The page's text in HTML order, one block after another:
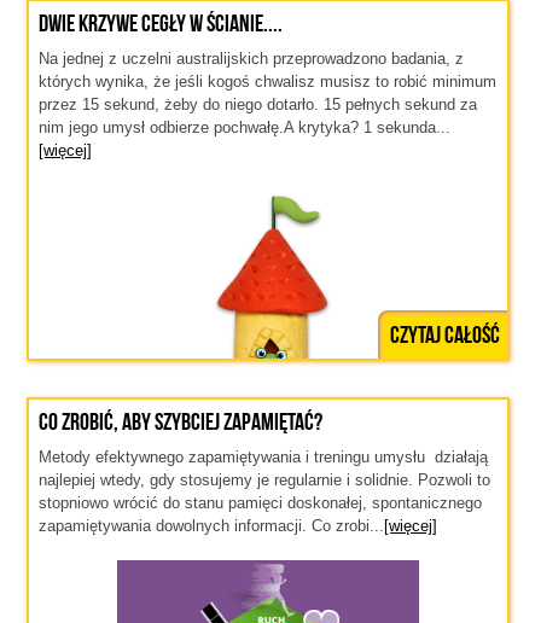
Dwie krzywe cegły w ścianie....
Na jednej z uczelni australijskich przeprowadzono badania, z
których wynika, że jeśli kogoś chwalisz musisz to robić minimum
przez 15 sekund, żeby do niego dotarło. 15 pełnych sekund za
nim jego umysł odbierze pochwałę.A krytyka? 1 sekunda...
[więcej]
Czytaj całość
Co zrobić, aby szybciej zapamiętać?
Metody efektywnego zapamiętywania i treningu umysłu działają
najlepiej wtedy, gdy stosujemy je regularnie i solidnie. Pozwoli to
stopniowo wrócić do stanu pamięci doskonałej, spontanicznego
zapamiętywania dowolnych informacji. Co zrobi... [więcej]